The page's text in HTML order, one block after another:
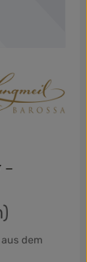
-
dem